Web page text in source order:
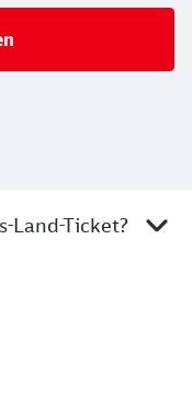
Land-Ticket?